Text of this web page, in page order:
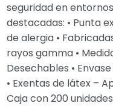
seguridad en
destacadas: • Punta
de alergia •
rayos gamma •
Desechables •
• Exentas de látex –
Caja con 200 unidades